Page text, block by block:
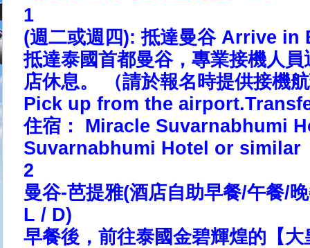
1
(週二或週四): 抵達曼谷 Arrive in
抵達泰國首都曼谷，專業接機人
店休息。 （請於報名時提供接機
Pick up from the
住宿： Miracle Suvarnabhumi
Suvarnabhumi Hotel or similar
2
曼谷-芭提雅(酒店自助早餐/午餐/
L / D)
早餐後，前往泰國金碧輝煌的【